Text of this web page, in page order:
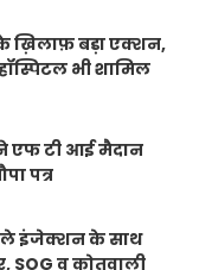
ख़िलाफ़ बड़ा एक्शन,
भी शामिल
एफ टी आई मैदान
पत्र
इंजेक्शन के साथ
व कोतवाली